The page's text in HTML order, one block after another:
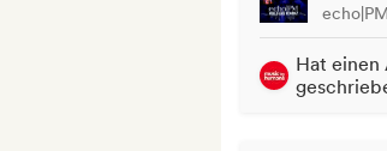
echo|PM
Hat einen